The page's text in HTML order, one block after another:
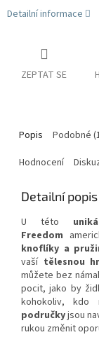
Detailní informace
ZEPTAT SE
Popis Podobné
Hodnocení
Detailní
U této
Freedom
knoflíky a
vaší tělesnou
můžete bez
pocit, jako by
kohokoliv, kdo
područkyjsou
rukou změnit